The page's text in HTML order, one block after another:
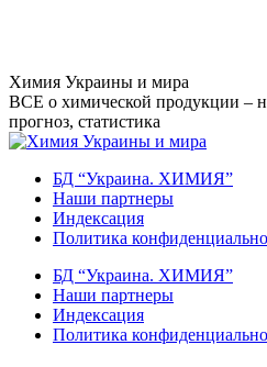
Перейти
к
содержанию
Химия Украины и мира
ВСЕ о химической продукции –
прогноз, статистика
БД “Украина. ХИМИЯ”
Наши партнеры
Индексация
Политика
БД “Украина. ХИМИЯ”
Наши партнеры
Индексация
Политика